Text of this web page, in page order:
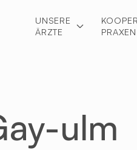
UNSERE
ÄRZTE
PRAXEN
ulm